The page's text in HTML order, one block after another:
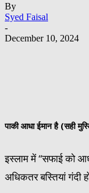
By
Syed Faisal
-
December 10, 2024
पाकी आधा ईमान है (सही
इस्लाम में “सफाई को
अधिकतर बस्तियां गंदी